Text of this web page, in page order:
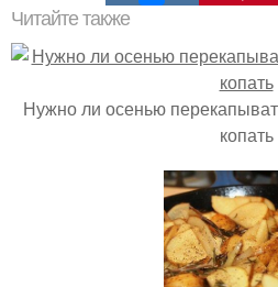
Читайте также
Нужно ли осенью
копать